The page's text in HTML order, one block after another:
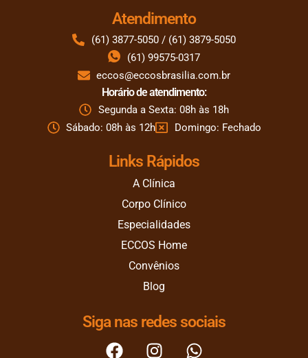
Atendimento
(61) 3877-5050 / (61) 3879-5050
(61) 99575-0317
eccos@eccosbrasilia.com.br
Horário de atendimento:
Segunda a Sexta: 08h às 18h
Sábado: 08h às 12h
Domingo: Fechado
Links Rápidos
A Clínica
Corpo Clínico
Especialidades
ECCOS Home
Convênios
Blog
Siga nas redes sociais